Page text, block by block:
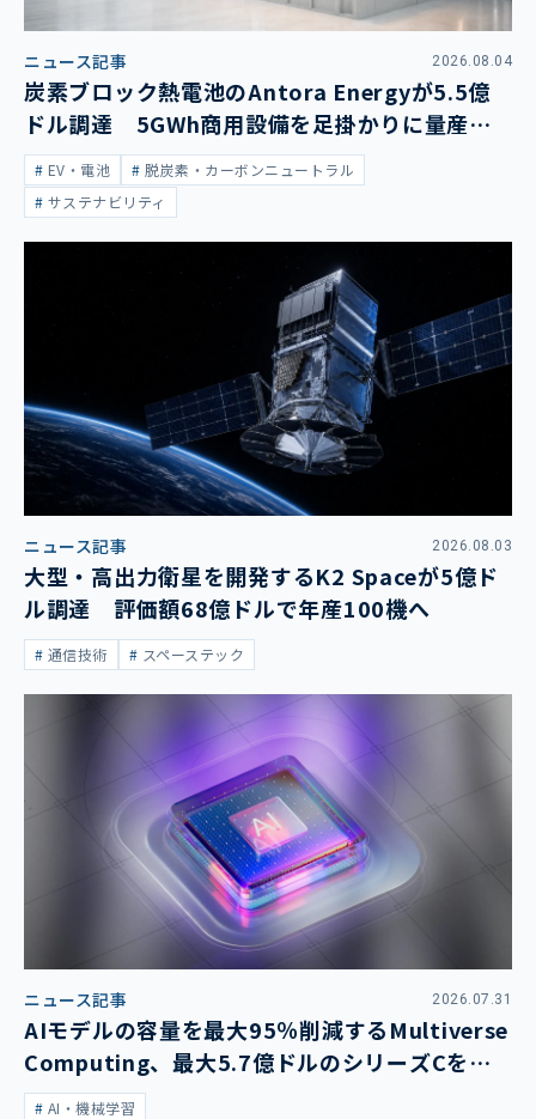
ニュース記事 2026.08.04
炭素ブロック熱電池のAntora Energyが5.5億
ドル調達 5GWh商用設備を足掛かりに量産拡
大EV・電池
脱炭素・カーボンニュートラル
サステナビリティ
ニュース記事 2026.08.03
大型・高出力衛星を開発するK2 Spaceが5億ド
ル調達 評価額68億ドルで年産100機へ
通信技術 スペーステック
ニュース記事 2026.07.31
AIモデルの容量を最大95％削減するMultiverse
Computing、最大5.7億ドルのシリーズCを発
表AI・機械学習